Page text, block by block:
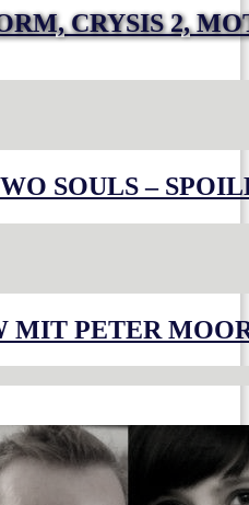
CRYSIS 2,
SOULS –
MIT PETER